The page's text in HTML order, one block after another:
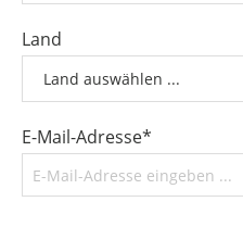
Land
E-Mail-Adresse*